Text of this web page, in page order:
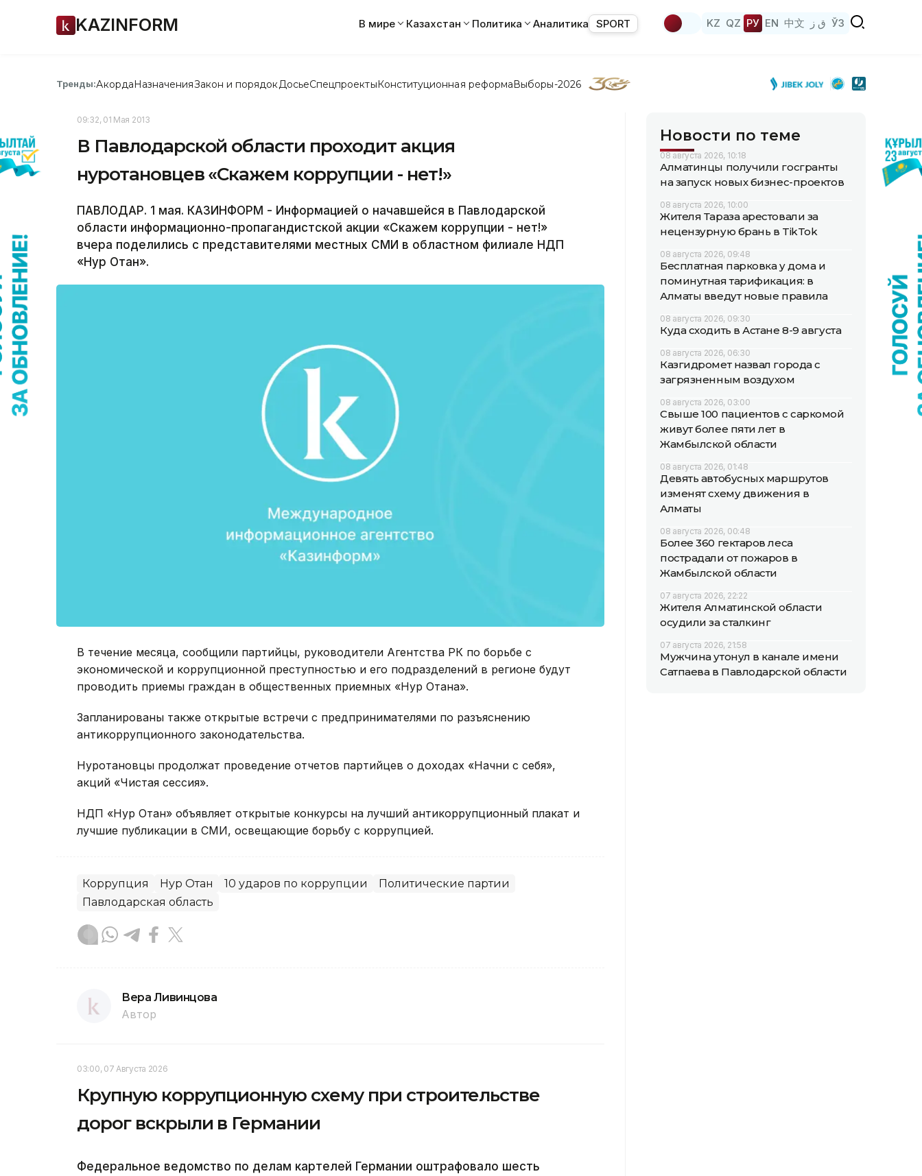
KAZINFORM В мире Казахстан Политика Аналитика SPORT KZ QZ РУ EN 中文 ق ز ЎЗ
Тренды:АкордаНазначенияЗакон и порядок ДосьеСпецпроектыКонституционная реформаВыборы-2026
09:32, 01 Мая 2013
В Павлодарской области проходит акция
нуротановцев «Скажем коррупции - нет!»
ПАВЛОДАР. 1 мая. КАЗИНФОРМ - Информацией о начавшейся в Павлодарской
области информационно-пропагандистской акции «Скажем коррупции - нет!»
вчера поделились с представителями местных СМИ в областном филиале НДП
«Нур Отан».
В течение месяца, сообщили партийцы, руководители Агентства РК по борьбе с
экономической и коррупционной преступностью и его подразделений в регионе будут
проводить приемы граждан в общественных приемных «Нур Отана».
Запланированы также открытые встречи с предпринимателями по разъяснению
антикоррупционного законодательства.
Нуротановцы продолжат проведение отчетов партийцев о доходах «Начни с себя»,
акций «Чистая сессия».
НДП «Нур Отан» объявляет открытые конкурсы на лучший антикоррупционный плакат и
лучшие публикации в СМИ, освещающие борьбу с коррупцией.
Коррупция Нур Отан 10 ударов по коррупции
Политические партии
Павлодарская область
Вера Ливинцова
Автор
03:00, 07 Августа 2026
Крупную коррупционную схему при строительстве
дорог вскрыли в Германии
Федеральное ведомство по делам картелей Германии оштрафовало шесть
Новости по теме
08 августа 2026, 10:18
Алматинцы получили госгранты
на запуск новых бизнес-проектов
08 августа 2026, 10:00
Жителя Тараза арестовали за
нецензурную брань в TikTok
08 августа 2026, 09:48
Бесплатная парковка у дома и
поминутная тарификация: в
Алматы введут новые правила
08 августа 2026, 09:30
Куда сходить в Астане 8-9 августа
08 августа 2026, 06:30
Казгидромет назвал города с
загрязненным воздухом
08 августа 2026, 03:00
Свыше 100 пациентов с саркомой
живут более пяти лет в
Жамбылской области
08 августа 2026, 01:48
Девять автобусных маршрутов
изменят схему движения в
Алматы
08 августа 2026, 00:48
Более 360 гектаров леса
пострадали от пожаров в
Жамбылской области
07 августа 2026, 22:22
Жителя Алматинской области
осудили за сталкинг
07 августа 2026, 21:58
Мужчина утонул в канале имени
Сатпаева в Павлодарской области